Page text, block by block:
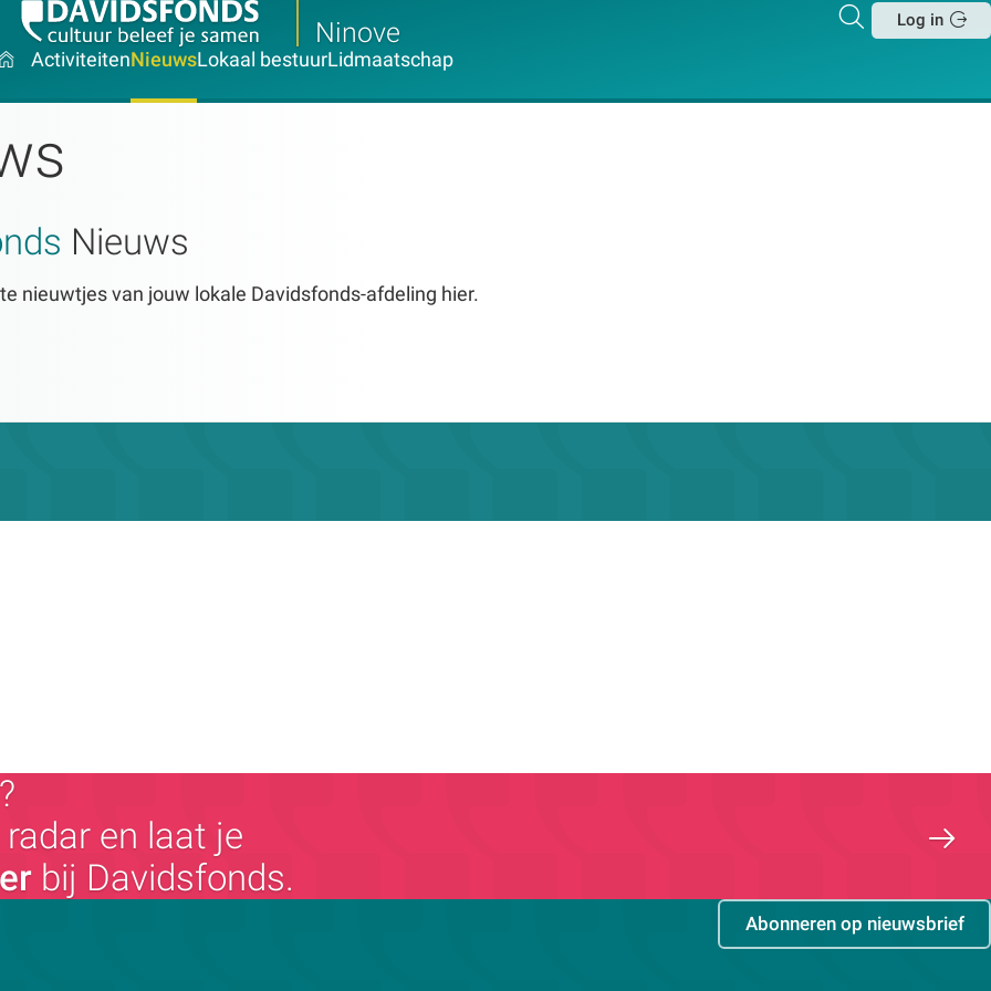
Ninove
Zoeken
Log in
ActiviteitenNieuwsLokaal bestuurLidmaatschap
Nieuws
nieuwtjes van jouw lokale Davidsfonds-afdeling hier.
en laat je
bij Davidsfonds.
Abonneren op nieuwsbrief